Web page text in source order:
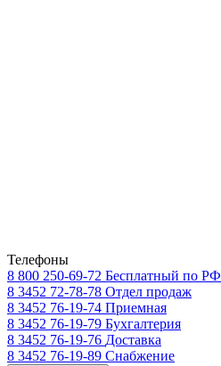
Телефоны
8 800 250-69-72 Бесплатный по РФ
8 3452 72-78-78 Отдел продаж
8 3452 76-19-74 Приемная
8 3452 76-19-79 Бухгалтерия
8 3452 76-19-76 Доставка
8 3452 76-19-89 Снабжение